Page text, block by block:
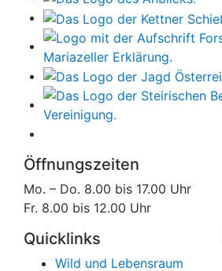
Öffnungszeiten
Mo. – Do. 8.00 bis 17.00 Uhr
Fr. 8.00 bis 12.00 Uhr
Quicklinks
Wild und Lebensraum